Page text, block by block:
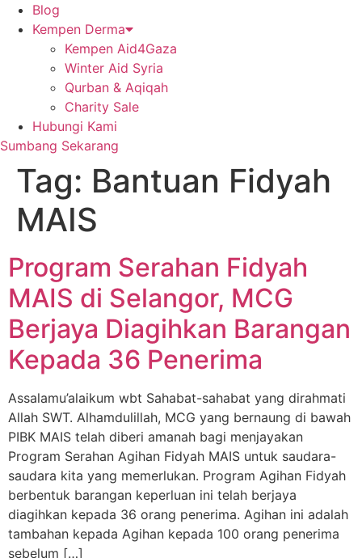
Blog
Kempen Derma
Kempen Aid4Gaza
Winter Aid Syria
Qurban & Aqiqah
Charity Sale
Hubungi Kami
Sumbang Sekarang
Tag: Bantuan Fidyah
MAIS
Program Serahan Fidyah
MAIS di Selangor, MCG
Berjaya Diagihkan Barangan
Kepada 36 Penerima
Assalamu’alaikum wbt Sahabat-sahabat yang dirahmati
Allah SWT. Alhamdulillah, MCG yang bernaung di bawah
PIBK MAIS telah diberi amanah bagi menjayakan
Program Serahan Agihan Fidyah MAIS untuk saudara-
saudara kita yang memerlukan. Program Agihan Fidyah
berbentuk barangan keperluan ini telah berjaya
diagihkan kepada 36 orang penerima. Agihan ini adalah
tambahan kepada Agihan kepada 100 orang penerima
sebelum […]